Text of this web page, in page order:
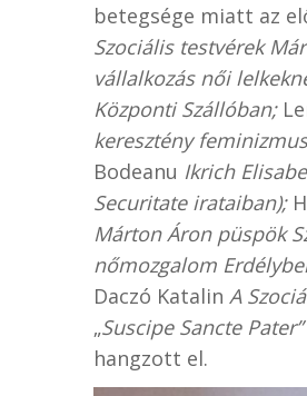
betegsége miatt az
Szociális testvérek
vállalkozás női
Központi Szállóban;
keresztény
Bodeanu Ikrich
Securitate irataiban);
Márton Áron püspök
nőmozgalom
Daczó Katalin A
„Suscipe Sancte
hangzott el.